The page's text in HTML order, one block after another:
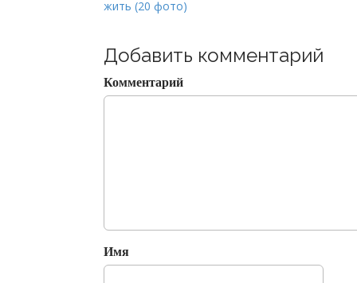
o
t
n
a
n
жить (20 фото)
Добавить комментарий
Комментарий
Имя